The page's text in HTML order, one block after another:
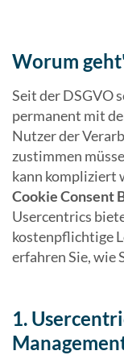
Worum
Seit der DSGVO
permanent mit
Nutzer der
zustimmen
kann kompliziert
Cookie Consent
Usercentrics
kostenpflichtige
erfahren Sie, wie
1.